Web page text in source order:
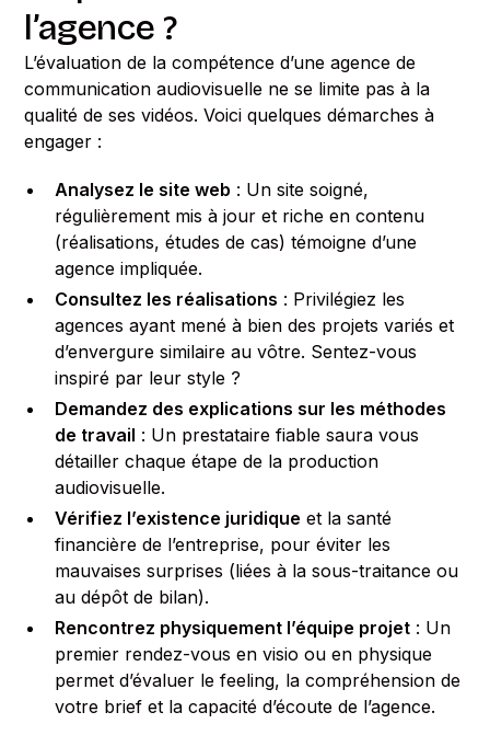
l’agence ?
L’évaluation de la compétence d’une agence de
communication audiovisuelle ne se limite pas à la
qualité de ses vidéos. Voici quelques démarches à
engager :
Analysez le site web : Un site soigné,
régulièrement mis à jour et riche en contenu
(réalisations, études de cas) témoigne d’une
agence impliquée.
Consultez les réalisations : Privilégiez les
agences ayant mené à bien des projets variés et
d’envergure similaire au vôtre. Sentez-vous
inspiré par leur style ?
Demandez des explications sur les méthodes
de travail : Un prestataire fiable saura vous
détailler chaque étape de la production
audiovisuelle.
Vérifiez l’existence juridique et la santé
financière de l’entreprise, pour éviter les
mauvaises surprises (liées à la sous-traitance ou
au dépôt de bilan).
Rencontrez physiquement l’équipe projet : Un
premier rendez-vous en visio ou en physique
permet d’évaluer le feeling, la compréhension de
votre brief et la capacité d’écoute de l’agence.